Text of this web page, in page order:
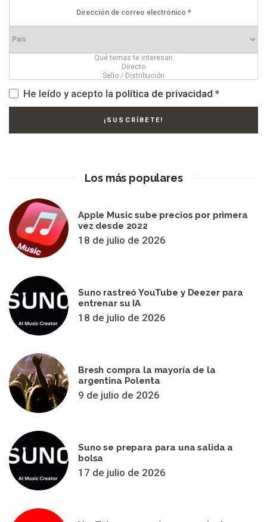
He leído y acepto la política de privacidad *
Los más populares
Apple Music sube precios por primera
vez desde 2022
18 de julio de 2026
Suno rastreó YouTube y Deezer para
entrenar su IA
18 de julio de 2026
Bresh compra la mayoría de la
argentina Polenta
9 de julio de 2026
Suno se prepara para una salida a
bolsa
17 de julio de 2026